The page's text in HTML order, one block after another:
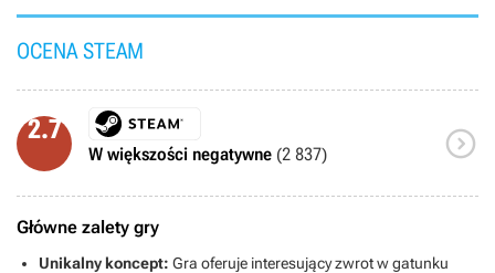
OCENA STEAM
2.7
W większości negatywne (2 837) 
Główne zalety gry
Unikalny koncept: Gra oferuje interesujący zwrot w gatunku